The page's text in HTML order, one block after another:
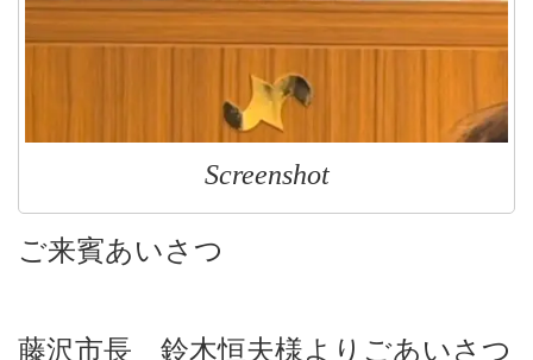
Screenshot
ご来賓あいさつ
藤沢市長 鈴木恒夫様よりごあいさつ